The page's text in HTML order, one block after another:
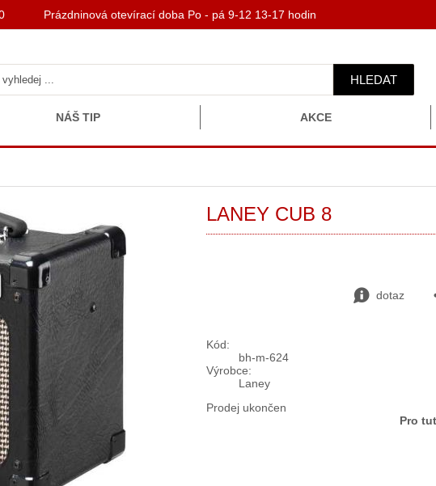
LANEY CUB 8
dotaz
Kód:
bh-m-624
Výrobce:
Laney
Prodej ukončen
Pro
NÁŠ TIP AKCE
00 Prázdninová otevírací doba Po - pá 9-12 13-17 hodin
HLEDAT